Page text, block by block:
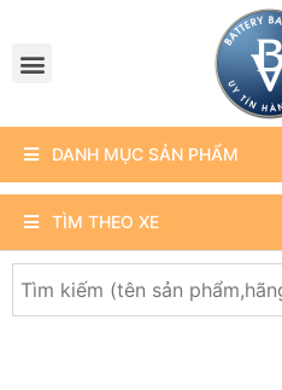
DANH MỤC SẢN PHẨM
TÌM THEO XE